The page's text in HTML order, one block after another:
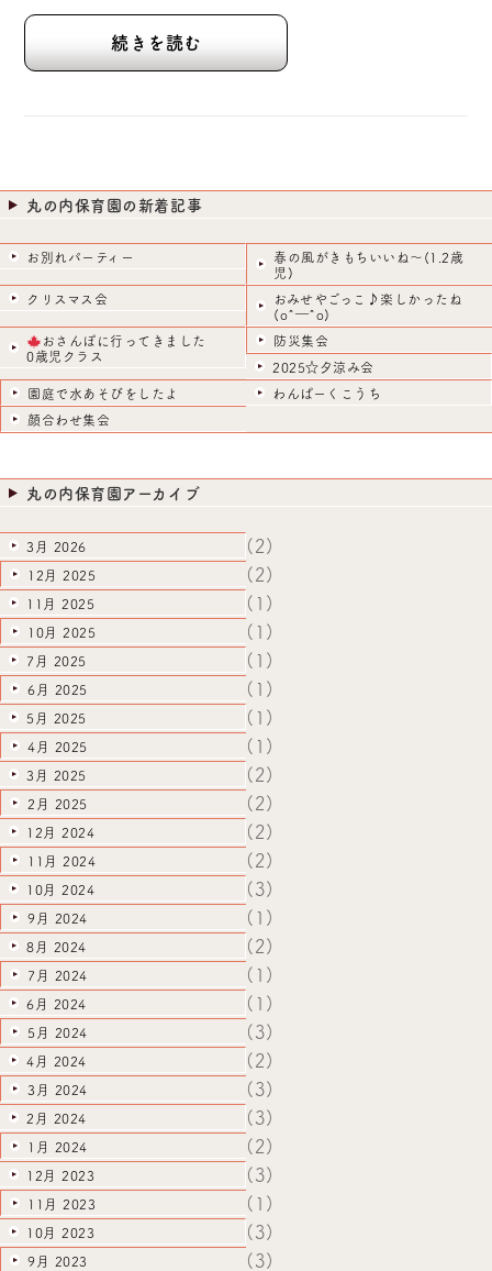
続きを読む
丸の内保育園の新着記事
お別れパーティー
春の風がきもちいいね～(1.2歳
児)
クリスマス会
おみせやごっこ♪楽しかったね
(o^―^o)
おさんぽに行ってきました
0歳児クラス
防災集会
2025☆夕涼み会
園庭で水あそびをしたよ
わんぱーくこうち
顔合わせ集会
丸の内保育園アーカイブ
3月 2026 (2)
12月 2025 (2)
11月 2025 (1)
10月 2025 (1)
7月 2025 (1)
6月 2025 (1)
5月 2025 (1)
4月 2025 (1)
3月 2025 (2)
2月 2025 (2)
12月 2024 (2)
11月 2024 (2)
10月 2024 (3)
9月 2024 (1)
8月 2024 (2)
7月 2024 (1)
6月 2024 (1)
5月 2024 (3)
4月 2024 (2)
3月 2024 (3)
2月 2024 (3)
1月 2024 (2)
12月 2023 (3)
11月 2023 (1)
10月 2023 (3)
9月 2023 (3)